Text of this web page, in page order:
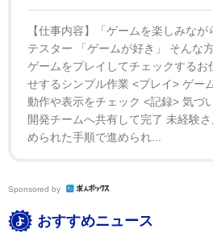
と呼ばれる理由の一つでもある
【仕事内容】「ゲームを楽しみな
テスター 「ゲームが好き」 そんな
ゲームをプレイしてチェックするお
せするシンプル作業 <プレイ> ゲー
動作や表示をチェック <記録> 気づ
開発チームへ共有して完了 未経験
められた手順で進められ...
Sponsored by
おすすめニュース